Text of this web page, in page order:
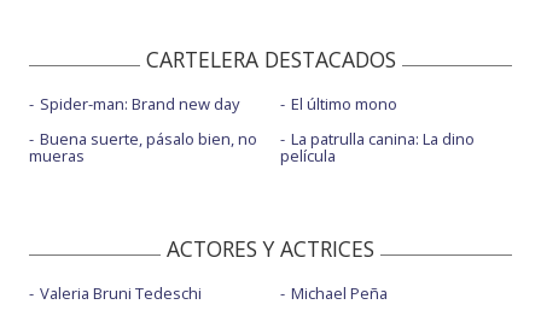
CARTELERA DESTACADOS
Spider-man: Brand new day
Buena suerte, pásalo bien, no
mueras
El último mono
La patrulla canina: La dino
película
ACTORES Y ACTRICES
Valeria Bruni Tedeschi
Michael Peña